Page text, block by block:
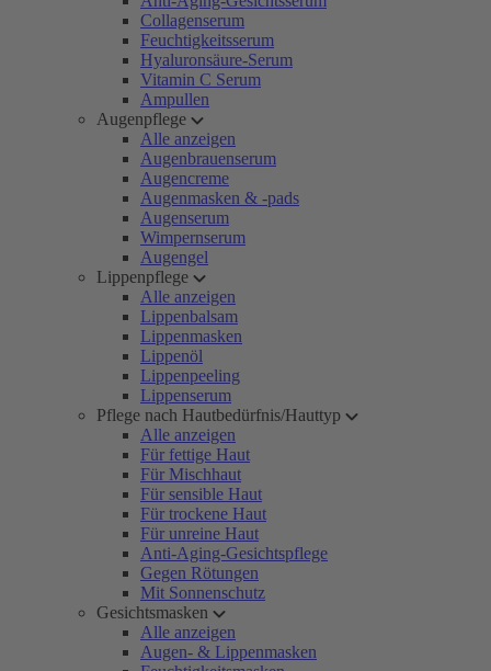
Collagenserum
Feuchtigkeitsserum
Hyaluronsäure-Serum
Vitamin C Serum
Ampullen
Augenpflege
Alle anzeigen
Augenbrauenserum
Augencreme
Augenmasken & -pads
Augenserum
Wimpernserum
Augengel
Lippenpflege
Alle anzeigen
Lippenbalsam
Lippenmasken
Lippenöl
Lippenpeeling
Lippenserum
Pflege nach Hautbedürfnis/Hauttyp
Alle anzeigen
Für fettige Haut
Für Mischhaut
Für sensible Haut
Für trockene Haut
Für unreine Haut
Anti-Aging-Gesichtspflege
Gegen Rötungen
Mit Sonnenschutz
Gesichtsmasken
Alle anzeigen
Augen- & Lippenmasken